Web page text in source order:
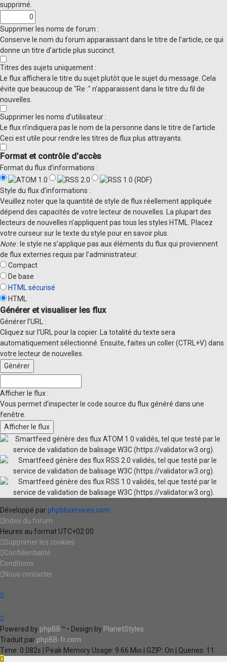
supprimé.
Supprimer les noms de forum :
Conserve le nom du forum apparaissant dans le titre de l’article, ce qui
donne un titre d’article plus succinct.
Titres des sujets uniquement :
Le flux affichera le titre du sujet plutôt que le sujet du message. Cela
évite que beaucoup de "Re :" n’apparaissent dans le titre du fil de
nouvelles.
Supprimer les noms d’utilisateur :
Le flux n’indiquera pas le nom de la personne dans le titre de l’article.
Ceci est utile pour rendre les titres de flux plus attrayants.
Format et contrôle d’accès
Format du flux d’informations :
Style du flux d’informations :
Veuillez noter que la quantité de style de flux réellement appliquée
dépend des capacités de votre lecteur de nouvelles. La plupart des
lecteurs de nouvelles n’appliquent pas tous les styles HTML. Placez
votre curseur sur le texte du style pour en savoir plus.
Note: le style ne s’applique pas aux éléments du flux qui proviennent
de flux externes requis par l’administrateur.
Compact
De base
HTML sécurisé
HTML
Générer et visualiser les flux
Générer l’URL :
Cliquez sur l’URL pour la copier. La totalité du texte sera
automatiquement sélectionné. Ensuite, faites un coller (CTRL+V) dans
votre lecteur de nouvelles.
Afficher le flux :
Vous permet d’inspecter le code source du flux généré dans une
fenêtre.
Développé par phpbbservices.com
Index du forum
Heures au format UTC+02:00
Supprimer les cookies
Confidentialité
Conditions
Nous contacter
Powered by phpBB™ • Design by PlanetStyles
Traduit par phpBB-fr.com
Time: 0.082s | Peak Memory Usage: 9.66 Mio | GZIP: On | Queries: 11